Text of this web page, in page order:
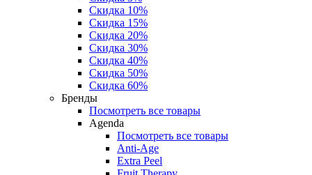
Скидка 10%
Скидка 15%
Скидка 20%
Скидка 30%
Скидка 40%
Скидка 50%
Скидка 60%
Бренды
Посмотреть все товары
Agenda
Посмотреть все товары
Anti‑Age
Extra Peel